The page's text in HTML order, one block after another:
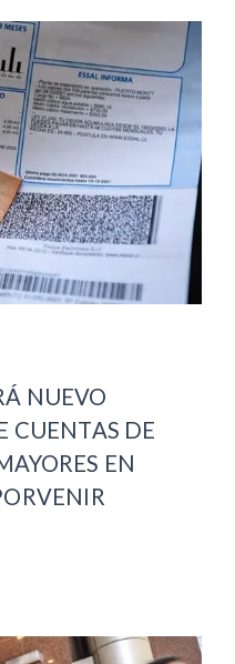
NUEVO
CUENTAS DE
EN